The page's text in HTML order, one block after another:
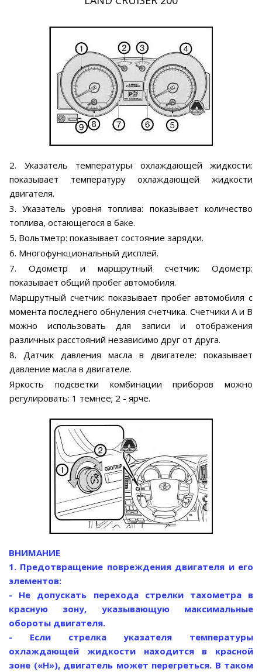
2. Указатель температуры охлаждающей жидкости:
показывает температуру охлаждающей жидкости
двигателя.
3. Указатель уровня топлива: показывает количество
топлива, остающегося в баке.
5. Вольтметр: показывает состояние зарядки.
6. Многофункциональный дисплей.
7. Одометр и маршрутный счетчик: Одометр:
показывает общий пробег автомобиля.
Маршрутный счетчик: показывает пробег автомобиля с
момента последнего обнуления счетчика. Счетчики А и В
можно использовать для записи и отображения
различных расстояний независимо друг от друга.
8. Датчик давления масла в двигателе: показывает
давление масла в двигателе.
Яркость подсветки комбинации приборов можно
регулировать: 1 темнее; 2 - ярче.
ВНИМАНИЕ
1. Предотвращение повреждения двигателя и его
элементов:
- Не допускать перехода стрелки тахометра в
красную зону, указывающую максимальные
обороты двигателя.
- Если стрелка указателя температуры
охлаждающей жидкости находится в красной
зоне («Н»), двигатель может перегреться. В таком